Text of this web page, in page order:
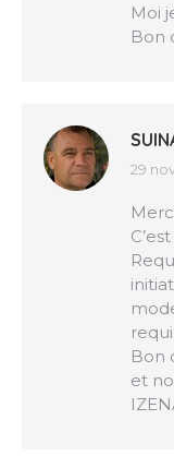
Moi
Bon
dit
29
Bon
et